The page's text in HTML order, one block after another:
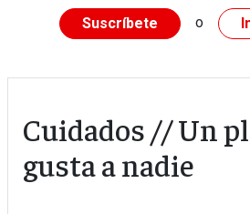
Suscríbete o
Cuidados // Un
gusta a nadie